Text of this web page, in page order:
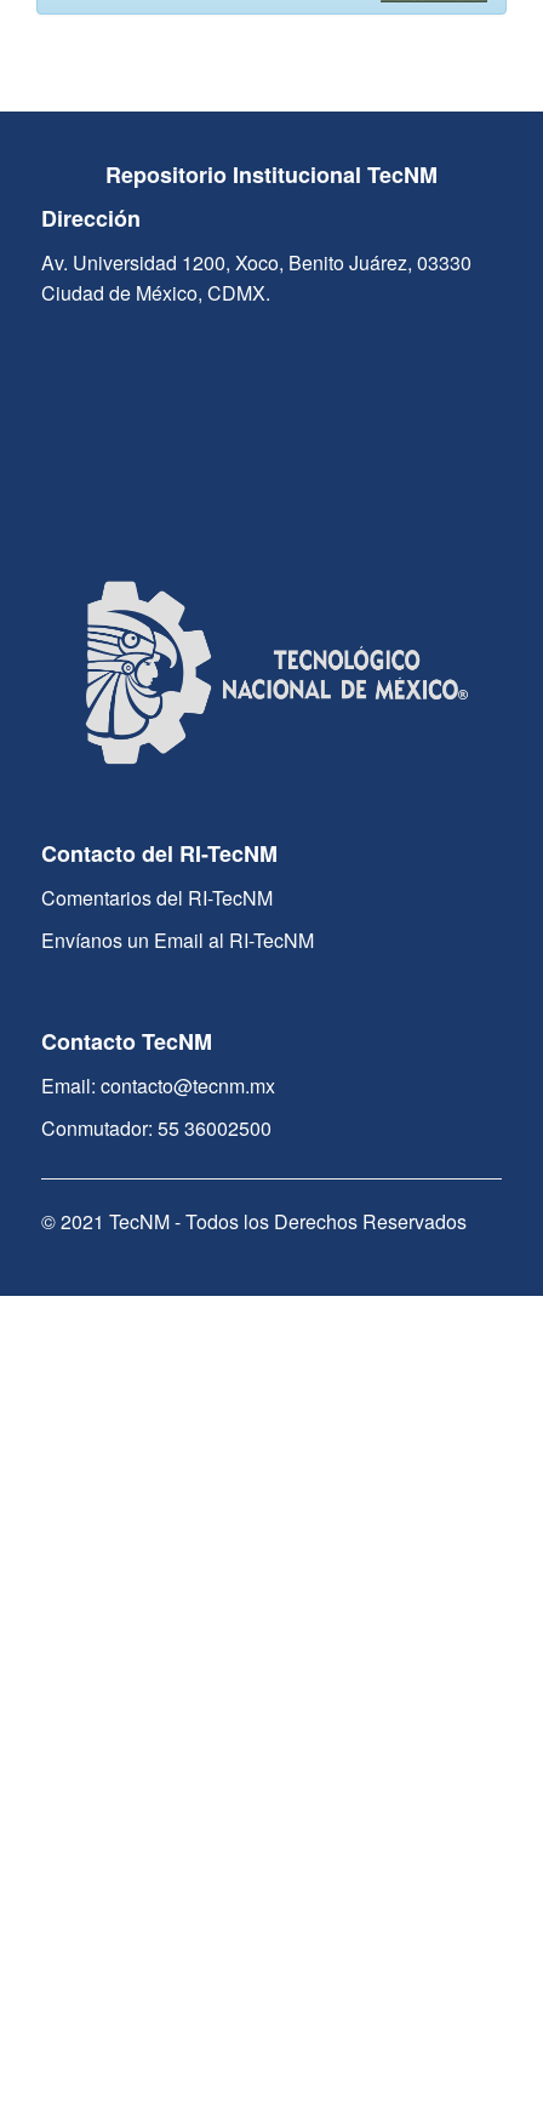
Repositorio Institucional TecNM
Dirección
Av. Universidad 1200, Xoco, Benito Juárez, 03330
Ciudad de México, CDMX.
Contacto del RI-TecNM
Comentarios del RI-TecNM
Envíanos un Email al RI-TecNM
Contacto TecNM
Email: contacto@tecnm.mx
Conmutador: 55 36002500
© 2021 TecNM - Todos los Derechos Reservados